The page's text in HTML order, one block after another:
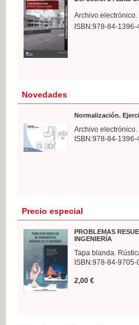
Archivo
ISBN:978-84-1396-
Novedades
Normalización.
Archivo
ISBN:978-84-1396-
Precio especial
PROBLEMAS
INGENIERÍA
Tapa blanda.
ISBN:978-84-9705-
2,00 €